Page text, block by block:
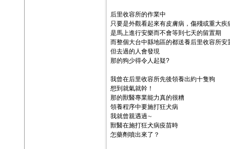
后里收容所的作業中
只要是外觀看起來有皮膚病，傷殘或重大疾
是馬上進行安樂而不會等到七天的留置期
而整個大台中縣地區的都送養后里收容所安
但去過的人會發現
那的狗少得令人起疑?
我曾在后里收容所先後領養出約十隻狗
想到就氣就幹！
那的獸醫專業能力真的很糟
領養程序中要施打狂犬病
我就曾親遇過∼
獸醫在施打狂犬病疫苗時
怎藥劑噴出來了？